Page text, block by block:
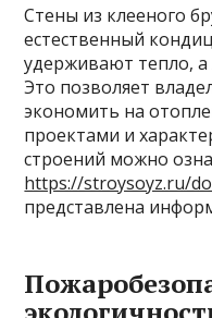
Стены из клееного
естественный
удерживают тепло, а
Это позволяет
экономить на
проектами и
строений можно
https://stroysoyz.ru/
представлена